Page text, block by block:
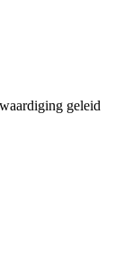
geleid